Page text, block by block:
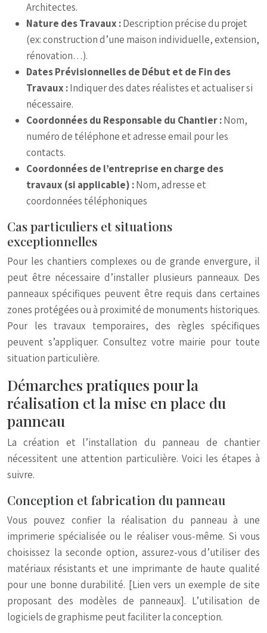
Architectes.
Nature des Travaux :Description précise du projet
(ex: construction d’une maison individuelle, extension,
rénovation…).
Dates Prévisionnelles de Début et de Fin des
Travaux :Indiquer des dates réalistes et actualiser si
nécessaire.
Coordonnées du Responsable du Chantier :Nom,
numéro de téléphone et adresse email pour les
contacts.
Coordonnées de l’entreprise en charge des
travaux (si applicable) :Nom, adresse et
coordonnées téléphoniques
Cas particuliers et situations
exceptionnelles
Pour les chantiers complexes ou de grande envergure, il
peut être nécessaire d’installer plusieurs panneaux. Des
panneaux spécifiques peuvent être requis dans certaines
zones protégées ou à proximité de monuments historiques.
Pour les travaux temporaires, des règles spécifiques
peuvent s’appliquer. Consultez votre mairie pour toute
situation particulière.
Démarches pratiques pour la
réalisation et la mise en place du
panneau
La création et l’installation du panneau de chantier
nécessitent une attention particulière. Voici les étapes à
suivre.
Conception et fabrication du panneau
Vous pouvez confier la réalisation du panneau à une
imprimerie spécialisée ou le réaliser vous-même. Si vous
choisissez la seconde option, assurez-vous d’utiliser des
matériaux résistants et une imprimante de haute qualité
pour une bonne durabilité. [Lien vers un exemple de site
proposant des modèles de panneaux]. L’utilisation de
logiciels de graphisme peut faciliter la conception.